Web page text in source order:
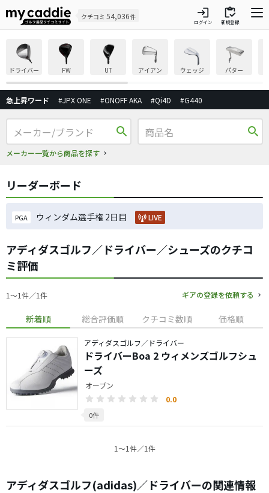
クチコミ 54,036件 login
ログイン
inventory
新規登録
ドライバー FW UT アイアン ウェッジ パター
急上昇ワード #JPX ONE #ONOFF AKA #Qi4D #G440
search
メーカー一覧から商品を探す
search
リーダーボード
PGA ウィンダム選手権 2日目 LIVE
アディダスゴルフ／ドライバー／シューズのクチコ
ミ評価
1〜1件／1件 ギアの登録を依頼する
新着順 総合評価順 クチコミ数順 価格順
アディダスゴルフ／ドライバー
ドライバーBoa 2 ウィメンズゴルフシュ
ーズ
オープン
0.0
0件
1〜1件／1件
アディダスゴルフ(adidas)／ドライバーの関連情報